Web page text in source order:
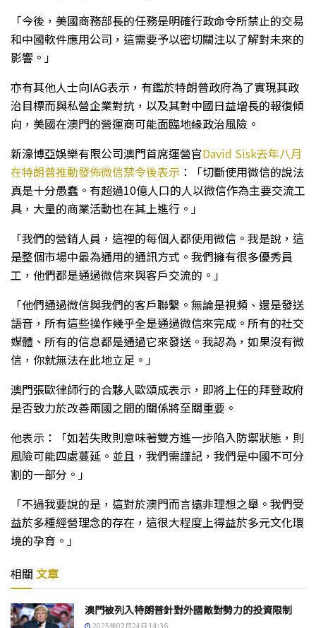
「今後，美國商務部長的任務是明確行政命令所禁止的交易
和中國軟件應用公司，這需要予以密切關注以了解對未來的
影響。」
亦有其他人士向IAG表示，有鑑於特朗普政府為了實現其政
治目標而與私營企業對抗，以及其對中國日益增長的報復傾
向，美國在澳門的營運商可能面臨地緣政治風險。
新濠博亞娛樂有限公司澳門首席運營官David Sisk去年八月
在特朗普推動發佈微信禁令後表示 ：「切斷使用微信的說法
真是十分愚蠢。有超過10億人口的人以微信作為主要交流工
具，大量的商業活動也在其上進行。」
「我們的營銷人員，這裡的每個人都使用微信。我是說，這
是整個市場中最為通用的通訊方式。我們擁有很多優秀員
工，他們都是通過微信來與客戶交流的。」
「他們通過微信與我們的客戶聯繫。無論是視頻、還是發送
語音，所有這些操作幾乎全是通過微信來完成。所有的社交
媒體、所有的信息都是通過它來發送。我認為，如果沒有微
信，你就無法在此地立足。」
澳門張歐律師行的合夥人歐頌成表示，即將上任的拜登政府
是否致力於改善兩國之間的關係將至關重要。
他表示：「如若失敗則意味著雙方進一步陷入防禦狀態，則
風險可能四處蔓延。並且，我們需謹記，我們是中國不可分
割的一部分。」
「不過我要說的是，這對於澳門而言遠非理想之舉。我們受
益於多種經營理念的存在，這很大程度上得益於多元文化環
境的孕育。」
相關 文章
澳門被列入特朗普針對外國敵對勢力的投資限制
2025年02月24日 14:36